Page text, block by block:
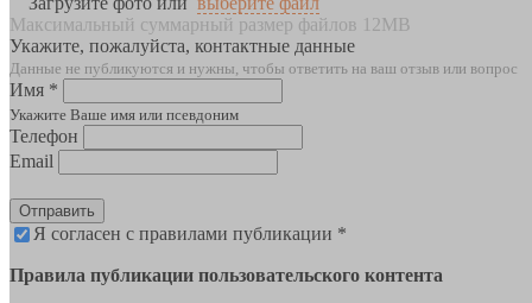
Максимальный суммарный размер файлов 12MB
Укажите, пожалуйста, контактные данные
Данные не публикуются и нужны, чтобы ответить на ваш отзыв или вопрос
Имя *
Укажите Ваше имя или псевдоним
Телефон
Email
Отправить
Я согласен с правилами публикации *
Правила публикации пользовательского контента